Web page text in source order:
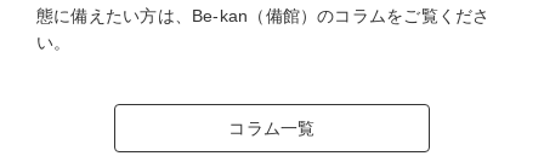
態に備えたい方は、Be-kan（備館）のコラムをご覧くださ
い。
コラム一覧